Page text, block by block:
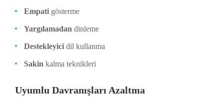
Empati gösterme
Yargılamadan dinleme
Destekleyici dil kullanma
Sakin kalma teknikleri
Uyumlu Davranışları Azaltma